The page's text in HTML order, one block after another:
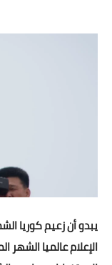
يبدو أن زعيم كوريا
الإعلام عالميا